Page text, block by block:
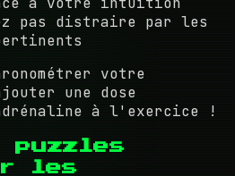
pas distraire par les
votre
une dose
à l'exercice !
puzzles
les